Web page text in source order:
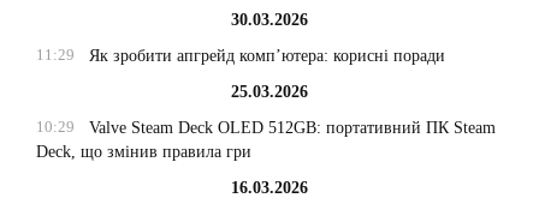
30.03.2026
11:29
Як зробити апгрейд комп’ютера: корисні поради
25.03.2026
10:29
Valve Steam Deck OLED 512GB: портативний ПК Steam
Deck, що змінив правила гри
16.03.2026